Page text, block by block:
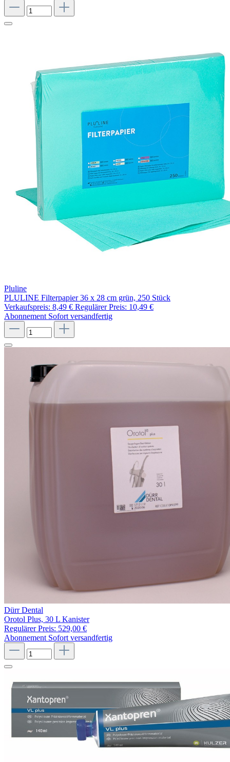
Pluline
PLULINE Filterpapier 36 x 28 cm grün, 250 Stück
Verkaufspreis: 8,49 € Regulärer Preis: 10,49 €
Abonnement Sofort versandfertig
Dürr Dental
Orotol Plus, 30 L Kanister
Regulärer Preis: 529,00 €
Abonnement Sofort versandfertig